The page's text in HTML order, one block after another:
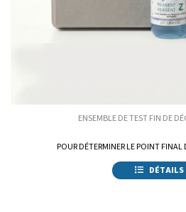
ENSEMBLE DE TEST FIN DE
POUR DÉTERMINER LE POINT
DÉTAILS